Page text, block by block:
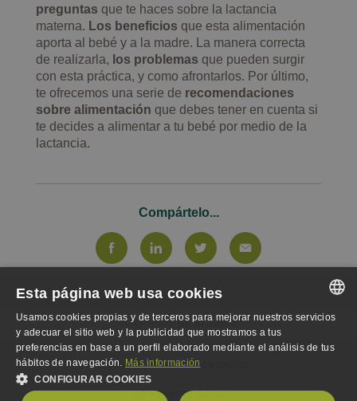
preguntas que te haces sobre la lactancia
materna. Los beneficios que esta alimentación
aporta al bebé y a la madre. La manera correcta
de realizarla, los problemas que pueden surgir
con esta práctica, y como afrontarlos. Por último,
te ofrecemos una serie de recomendaciones
sobre alimentación que debes tener en cuenta si
te decides a alimentar a tu bebé por medio de la
lactancia.
Compártelo...
Activistas de la salud
Aviso legal, privacidad y cookies
DKV Seguros S.A. ©
Esta página web usa cookies
Usamos cookies propias y de terceros para mejorar nuestros servicios
y adecuar el sitio web y la publicidad que mostramos a tus
preferencias en base a un perfil elaborado mediante el análisis de tus
hábitos de navegación. Más información
CONFIGURAR COOKIES